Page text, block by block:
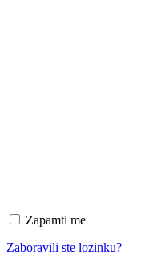
Zapamti me
Zaboravili ste lozinku?